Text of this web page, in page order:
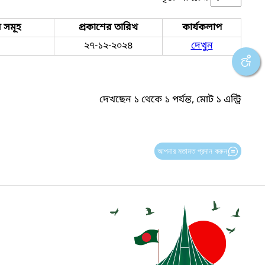
সমূহ প্রকাশের তারিখ
কার্যকলাপ
২৭-১২-২০২৪
দেখুন
দেখছেন ১ থেকে ১ পর্যন্ত, মোট ১ এন্ট্রি
আপনার মতামত প্রদান করুন